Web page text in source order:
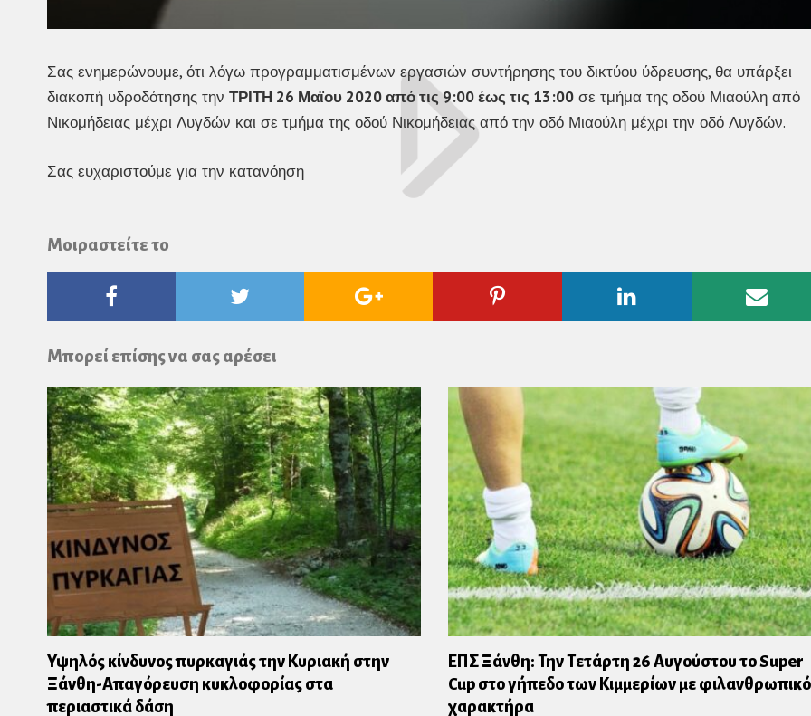
Σας ενημερώνουμε, ότι λόγω προγραμματισμένων εργασιών συντήρησης του δικτύου ύδρευσης, θα υπάρξει
διακοπή υδροδότησης την ΤΡΙΤΗ 26 Μαϊου 2020 από τις 9:00 έως τις 13:00 σε τμήμα της οδού Μιαούλη από
Νικομήδειας μέχρι Λυγδών και σε τμήμα της οδού Νικομήδειας από την οδό Μιαούλη μέχρι την οδό Λυγδών.
Σας ευχαριστούμε για την κατανόηση
Μοιραστείτε το
Twitter
Google
Pinterest Linkedin
Μπορεί επίσης να σας αρέσει
Υψηλός κίνδυνος πυρκαγιάς την Κυριακή στην
Ξάνθη-Απαγόρευση κυκλοφορίας στα
περιαστικά δάση
ΕΠΣ Ξάνθη: Την Τετάρτη 26 Αυγούστου το Super
Cup στο γήπεδο των Κιμμερίων με φιλανθρωπικό
χαρακτήρα